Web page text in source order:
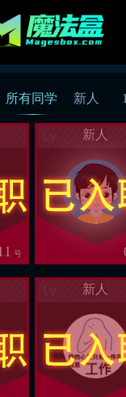
所有同学 新人
号
新人
新人